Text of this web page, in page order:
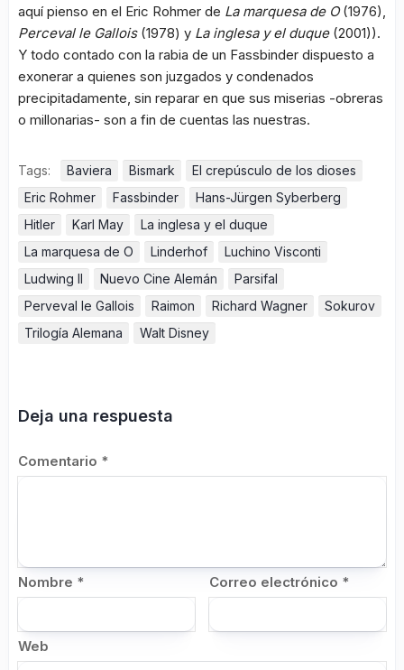
aquí pienso en el Eric Rohmer de La marquesa de O(1976),
Perceval le Gallois(1978) y La inglesa y el duque(2001)).
Y todo contado con la rabia de un Fassbinder dispuesto a
exonerar a quienes son juzgados y condenados
precipitadamente, sin reparar en que sus miserias -obreras
o millonarias- son a fin de cuentas las nuestras.
Tags: Baviera Bismark
El crepúsculo de los dioses
Eric Rohmer
Fassbinder
Hans-Jürgen Syberberg
Hitler
Karl May
La inglesa y el duque
La marquesa de O
Linderhof
Luchino Visconti
Ludwing II
Nuevo Cine Alemán
Parsifal
Perveval le Gallois
Raimon Richard Wagner
Sokurov
Trilogía Alemana
Walt Disney
Deja una respuesta
Comentario *
Nombre * Correo electrónico *
Web